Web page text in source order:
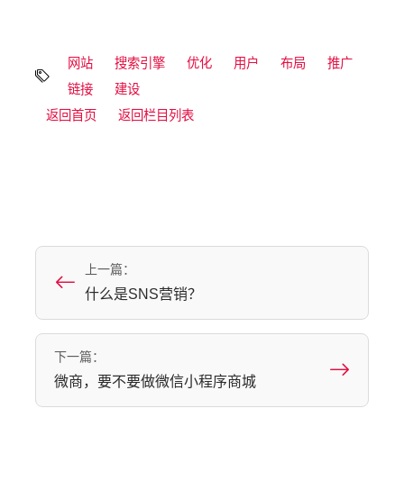
网站 搜索引擎 优化 用户 布局
推广
链接
建设
返回首页
返回栏目列表
上一篇：
什么是SNS营销？
下一篇：
微商，要不要做微信小程序商城